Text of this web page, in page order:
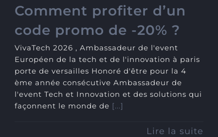
Comment profiter d’un
code promo de -20% ?
VivaTech 2026 , Ambassadeur de l'event
Européen de la tech et de l'innovation à paris
porte de versailles Honoré d'être pour la 4
ème année consécutive Ambassadeur de
l'event Tech et Innovation et des solutions qui
façonnent le monde de [...]
Lire la suite